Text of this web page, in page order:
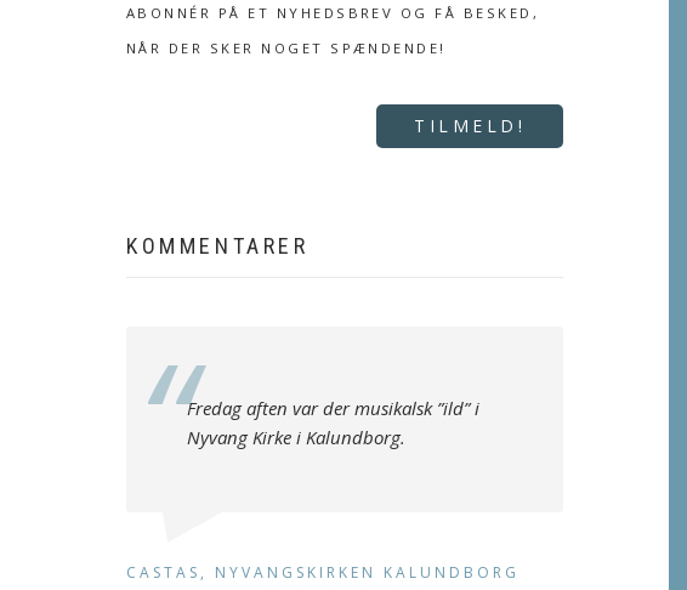
ABONNÉR PÅ ET NYHEDSBREV OG FÅ BESKED,
NÅR DER SKER NOGET SPÆNDENDE!
TILMELD!
KOMMENTARER
Fredag aften var der musikalsk ”ild” i
Nyvang Kirke i Kalundborg.
CASTAS, NYVANGSKIRKEN KALUNDBORG